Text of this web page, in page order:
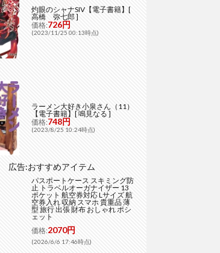
灼眼のシャナSIV【電子書籍】[
高橋 弥七郎 ]
価格:726円
(2023/11/25 00:13時点)
ラーメン大好き小泉さん（11）
【電子書籍】[ 鳴見なる ]
価格:748円
(2023/8/25 10:24時点)
広告:おすすめアイテム
パスポートケース スキミング防
止 トラベルオーガナイザー 13
ポケット 航空券対応 Lサイズ 航
空券入れ 収納 スマホ 貴重品 薄
型 旅行 出張 財布 おしゃれ ポシ
ェット
価格:2070円
(2026/6/6 17:46時点)